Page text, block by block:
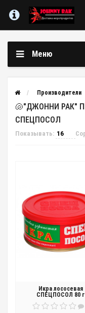
Меню
Производители
🐚"ДЖОННИ РАК"
СПЕЦПОСОЛ
Показывать:
Икра лососевая
СПЕЦПОСОЛ 80 г